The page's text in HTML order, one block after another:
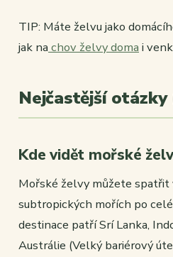
TIP: Máte želvu jako
jak na chov želvy doma i
Nejčastější otázky
Kde vidět mořské
Mořské želvy můžete spatřit
subtropických mořích po
destinace patří Srí Lanka,
Austrálie (Velký bariérový